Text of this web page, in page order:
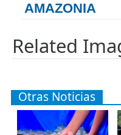
AMAZONIA
Related
Otras Noticias